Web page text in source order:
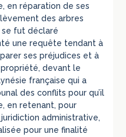
en réparation de ses
des arbres
se fut déclaré
une requête tendant à
ses préjudices et à
devant le
française qui a
des conflits pour qu’il
en retenant, pour
administrative,
pour une finalité